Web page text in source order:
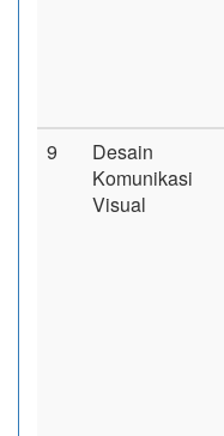
9
Desain
Komunikasi
Visual